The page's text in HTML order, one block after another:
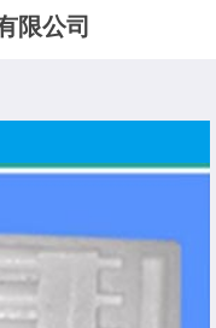
限公司